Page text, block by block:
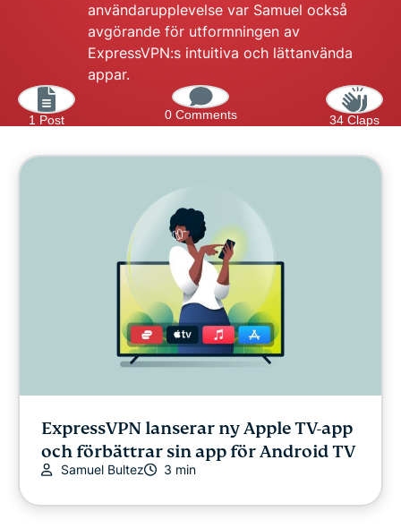
användarupplevelse var Samuel också
avgörande för utformningen av
ExpressVPN:s intuitiva och lättanvända
appar.
1 Post 0 Comments 34 Claps
ExpressVPN lanserar ny Apple TV-app
och förbättrar sin app för Android TV
Samuel Bultez 3 min